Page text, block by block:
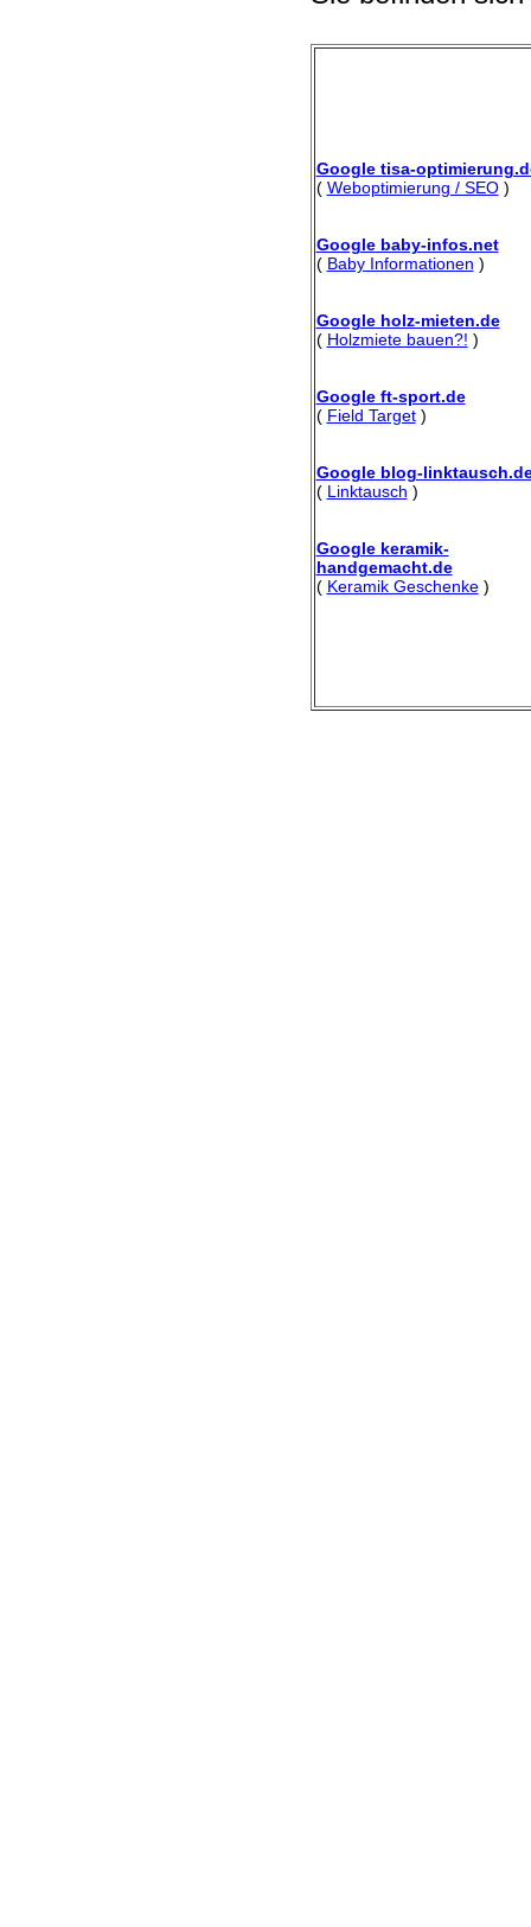
Google tisa-
( Weboptimierung / SEO)
Google baby-infos.net
( Baby Informationen )
Google holz-mieten.de
( Holzmiete bauen?! )
Google ft-sport.de
( Field Target)
Google blog-
( Linktausch )
Google keramik-
handgemacht.de
( Keramik Geschenke)